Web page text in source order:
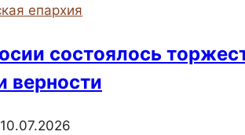
вечер
фортепианной
епархия
состоялось
верности
10.07.2026